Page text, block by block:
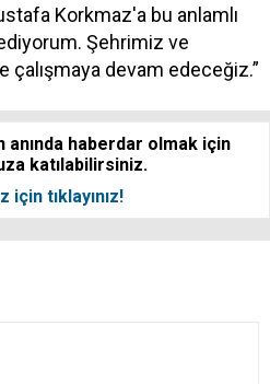
Korkmaz'a bu anlamlı
Şehrimiz ve
çalışmaya devam edeceğiz.”
haberdar olmak için
katılabilirsiniz.
için tıklayınız!